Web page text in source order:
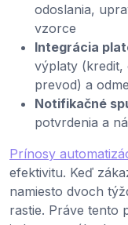
odoslania,
vzorce
Integrácia
výplaty (kredit,
prevod) a
Notifikačné
potvrdenia a
Prínosy
efektivitu. Keď
namiesto dvoch
rastie. Práve tento